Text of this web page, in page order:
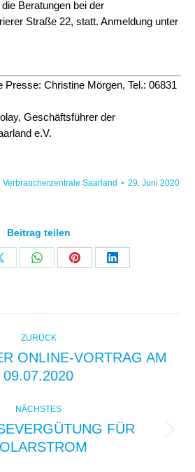
Beratungen bei der
Straße 22, statt. Anmeldung unter
Presse: Christine Mörgen, Tel.: 06831
Geschäftsführer der
e.V.
Verbraucherzentrale Saarland 29. Juni 2020
Beitrag teilen
Share
Share
Share
ZURÜCK
Vorheriger
Beitrag:
ONLINE-VORTRAG AM
09.07.2020
NÄCHSTES
Nächster
Beitrag:
FÜR